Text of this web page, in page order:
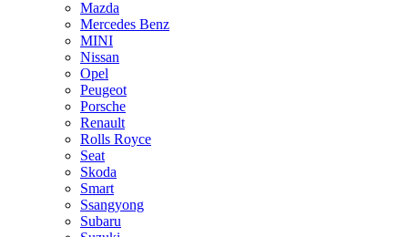
Mazda
Mercedes Benz
MINI
Nissan
Opel
Peugeot
Porsche
Renault
Rolls Royce
Seat
Skoda
Smart
Ssangyong
Subaru